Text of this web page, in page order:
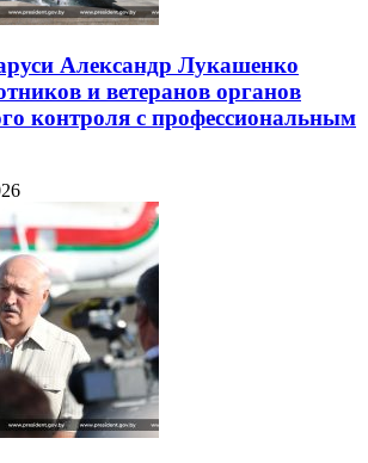
Александр Лукашенко
и ветеранов органов
контроля с профессиональным